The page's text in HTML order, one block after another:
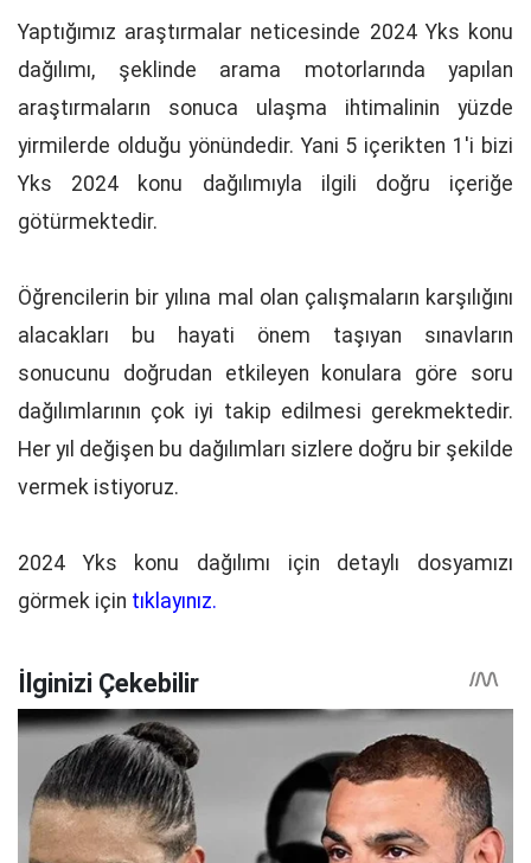
Yaptığımız araştırmalar neticesinde 2024 Yks konu
dağılımı, şeklinde arama motorlarında yapılan
araştırmaların sonuca ulaşma ihtimalinin yüzde
yirmilerde olduğu yönündedir. Yani 5 içerikten 1'i bizi
Yks 2024 konu dağılımıyla ilgili doğru içeriğe
götürmektedir.
Öğrencilerin bir yılına mal olan çalışmaların karşılığını
alacakları bu hayati önem taşıyan sınavların
sonucunu doğrudan etkileyen konulara göre soru
dağılımlarının çok iyi takip edilmesi gerekmektedir.
Her yıl değişen bu dağılımları sizlere doğru bir şekilde
vermek istiyoruz.
2024 Yks konu dağılımı için detaylı dosyamızı
görmek için tıklayınız.